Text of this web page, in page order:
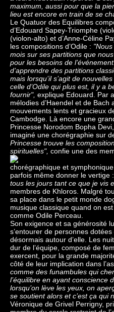
maximum, aussi pour que la
lieu est encore en train de se
Le Quatuor des Equilibres
d’Edouard Sapey-Triomphe
(violon-alto) et d’Anne-Céline
les compositions d’Odile :
mois sur ses partitions que
pour les besoins de
d’apprendre des partitions
mais lorsqu’il s’agit de
celle d’Odile qui plus est, il y a
fournir", explique Edouard. Par
mélodies d’Haendel et de Bach
mouvements lents et gracieux
Cambodge. Là encore une
Princesse Norodom Bopha
imaginé une chorégraphie sur
Princesse trouve les
spirituelles", confie une des
chorégraphique et
parfois même donner le vertige :
tous les jours tant ce que je vis
membres de Khloros. Malgré
sa place dans le petit monde
musique classique quand on
comme Odile Perceau.
Son exigence et sa générosité
s’entourer de personnes
désormais autour d’elle. Les
dur de l’équipe, composé de
exercent, pour la grande
côté de leur implication dans
comme des funambules qui
l’équilibre en ayant conscience
lorsqu’on lève les yeux, on
se soutient alors et c’est ça qui
Véronique de Grivel Perrigny,